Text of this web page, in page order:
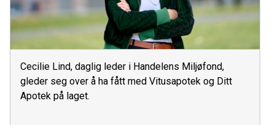
Cecilie Lind, daglig leder i Handelens Miljøfond,
gleder seg over å ha fått med Vitusapotek og Ditt
Apotek på laget.